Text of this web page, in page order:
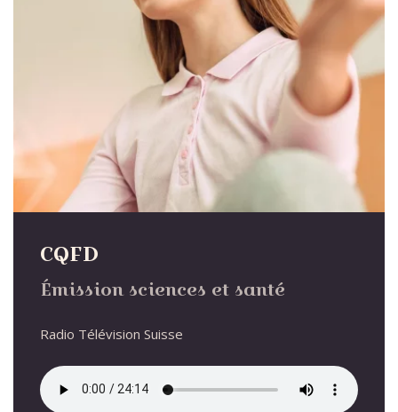
CQFD
Émission sciences et santé
Radio Télévision Suisse